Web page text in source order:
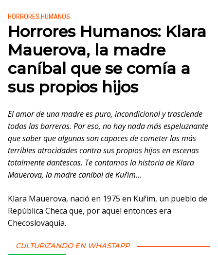
Publicado en:
HORRORES HUMANOS
Horrores Humanos: Klara
Mauerova, la madre
caníbal que se comía a
sus propios hijos
El amor de una madre es puro, incondicional y trasciende
todas las barreras. Por eso, no hay nada más espeluznante
que saber que algunas son capaces de cometer las más
terribles atrocidades contra sus propios hijos en escenas
totalmente dantescas. Te contamos la historia de Klara
Mauerova, la madre caníbal de Kuřim…
Klara Mauerova, nació en 1975 en Kuřim, un pueblo de
República Checa que, por aquel entonces era
Checoslovaquia.
CULTURIZANDO EN WHASTAPP